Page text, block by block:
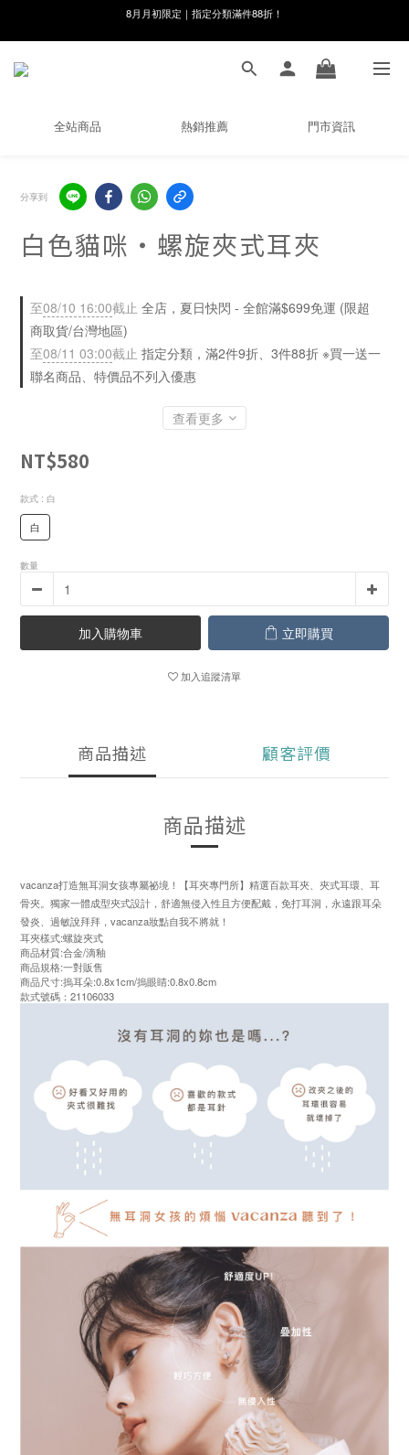
8月月初限定｜指定分類滿件88折！
線在，好事發生｜祈願新品 第2件享9折
🌸新會員限定🌸註冊送$100購物金
全站商品 熱銷推薦 門市資訊
分享到
白色貓咪・螺旋夾式耳夾
至08/10 16:00截止 全店，夏日快閃 - 全館滿$699免運 (限超
商取貨/台灣地區)
至08/11 03:00截止 指定分類，滿2件9折、3件88折 ※買一送一
聯名商品、特價品不列入優惠
查看更多
NT$580
款式 : 白
白
數量
加入購物車 立即購買
加入追蹤清單
商品描述 顧客評價
商品描述
vacanza打造無耳洞女孩專屬祕境！【耳夾專門所】精選百款耳夾、夾式耳環、耳
骨夾。獨家一體成型夾式設計，舒適無侵入性且方便配戴，免打耳洞，永遠跟耳朵
發炎、過敏說拜拜，vacanza妝點自我不將就！
耳夾樣式:螺旋夾式
商品材質:合金/滴釉
商品規格:一對販售
商品尺寸:摀耳朵:0.8x1cm/摀眼睛:0.8x0.8cm
款式號碼：21106033